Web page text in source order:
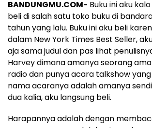
BANDUNGMU.COM- Buku ini aku
beli di salah satu toko buku di
tahun yang lalu. Buku ini aku beli
dalam New York Times Best Seller,
aja sama judul dan pas lihat
Harvey dimana amanya seorang
radio dan punya acara talkshow
nama acaranya adalah amanya
dua kalia, aku langsung beli.
Harapannya adalah dengan